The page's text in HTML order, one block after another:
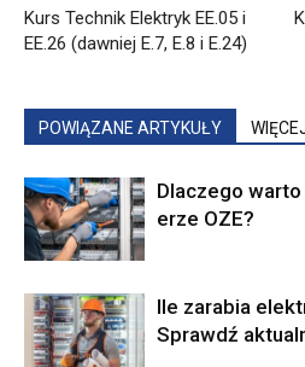
Kurs Technik Elektryk EE.05 i
EE.26 (dawniej E.7, E.8 i E.24)
POWIĄZANE ARTYKUŁY
Dlaczego
erze OZE?
Ile zarabia
Sprawdź